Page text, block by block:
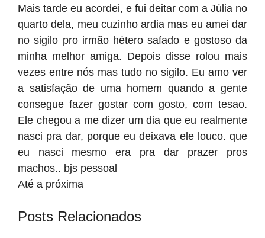
Mais tarde eu acordei, e fui deitar com a Júlia no
quarto dela, meu cuzinho ardia mas eu amei dar
no sigilo pro irmão hétero safado e gostoso da
minha melhor amiga. Depois disse rolou mais
vezes entre nós mas tudo no sigilo. Eu amo ver
a satisfação de uma homem quando a gente
consegue fazer gostar com gosto, com tesao.
Ele chegou a me dizer um dia que eu realmente
nasci pra dar, porque eu deixava ele louco. que
eu nasci mesmo era pra dar prazer pros
machos.. bjs pessoal
Até a próxima
Posts Relacionados